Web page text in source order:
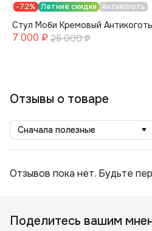
-72% Летние скидки Антикоготь
Стул Моби Кремовый
7 000 ₽ 25 000 ₽
Отзывы о товаре
Сначала полезные
Отзывов пока нет. Будьте
Поделитесь вашим